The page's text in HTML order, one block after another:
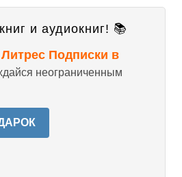
и аудиокниг! 📚
Подписки в
неограниченным